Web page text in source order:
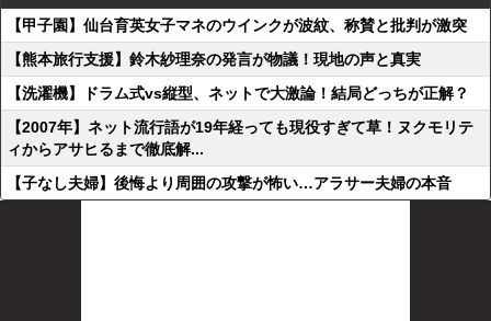
【甲子園】仙台育英女子マネのウインクが波紋、称賛と批判が激突
【熊本旅行支援】鈴木紗理奈の発言が物議！現地の声と真実
【洗濯機】ドラム式vs縦型、ネットで大激論！結局どっちが正解？
【2007年】ネット流行語が19年経っても現役すぎて草！ヌクモリテ
ィからアサヒるまで徹底解...
【子なし夫婦】後悔より周囲の攻撃が怖い…アラサー夫婦の本音